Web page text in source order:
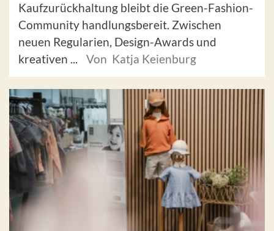
Kaufzurückhaltung bleibt die Green-Fashion-
Community handlungsbereit. Zwischen
neuen Regularien, Design-Awards und
kreativen ...
Von Katja Keienburg